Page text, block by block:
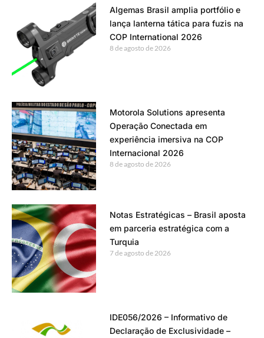
Algemas Brasil amplia portfólio e
lança lanterna tática para fuzis na
COP International 2026
8 de agosto de 2026
Motorola Solutions apresenta
Operação Conectada em
experiência imersiva na COP
Internacional 2026
8 de agosto de 2026
Notas Estratégicas – Brasil aposta
em parceria estratégica com a
Turquia
7 de agosto de 2026
IDE056/2026 – Informativo de
Declaração de Exclusividade –